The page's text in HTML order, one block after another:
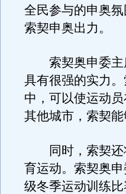
全民参与的申奥
索契申奥出力。
索契奥申委主
具有很强的实力
中，可以使运动
其他城市，索契
同时，索契还
育运动。索契奥
级冬季运动训练